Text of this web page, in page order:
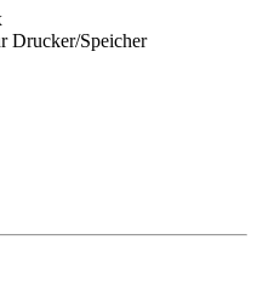
Drucker/Speicher